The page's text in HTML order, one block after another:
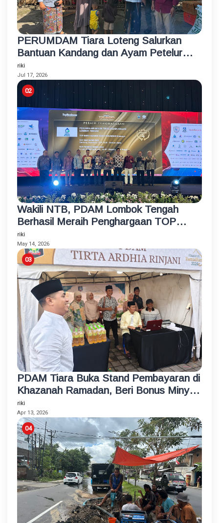
PERUMDAM Tiara Loteng Salurkan
Bantuan Kandang dan Ayam Petelur
Rumahan untuk Santri Korban
Kebakaran
riki
Jul 17, 2026
Wakili NTB, PDAM Lombok Tengah
Berhasil Meraih Penghargaan TOP
BUMD Bintang 4 Tahun 2026
riki
May 14, 2026
PDAM Tiara Buka Stand Pembayaran di
Khazanah Ramadan, Beri Bonus Minyak
Goreng
riki
Apr 13, 2026